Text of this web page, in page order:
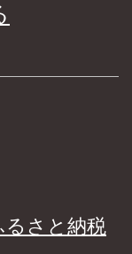
るさと納税